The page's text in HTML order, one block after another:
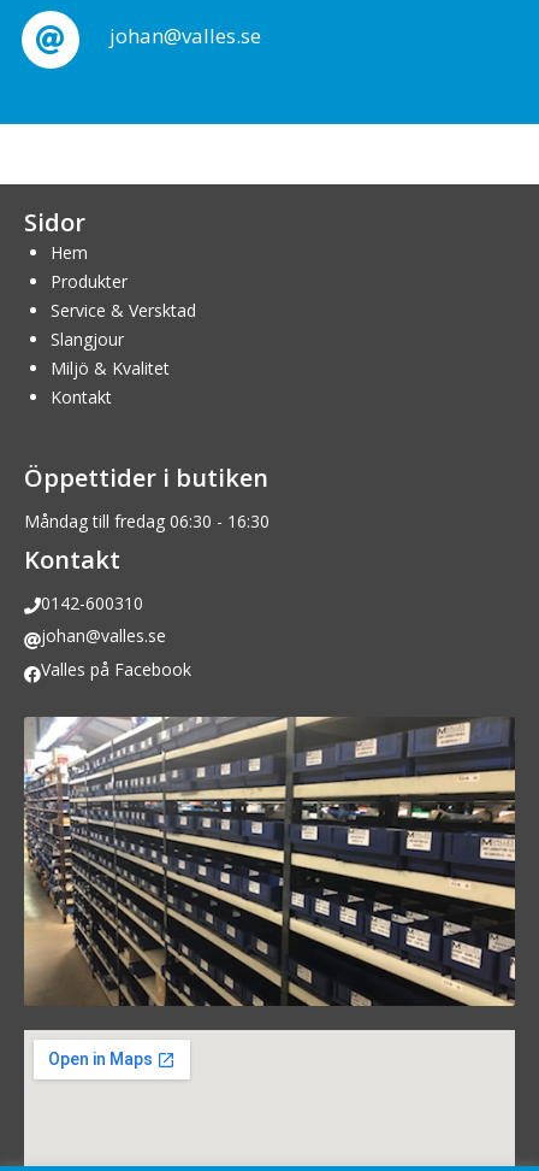
johan@valles.se
Sidor
Hem
Produkter
Service & Versktad
Slangjour
Miljö & Kvalitet
Kontakt
Öppettider i butiken
Måndag till fredag 06:30 - 16:30
Kontakt
0142-600310
johan@valles.se
Valles på Facebook